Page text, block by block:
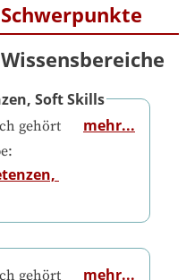
Soft Skills
gehört
mehr...
gehört mehr...